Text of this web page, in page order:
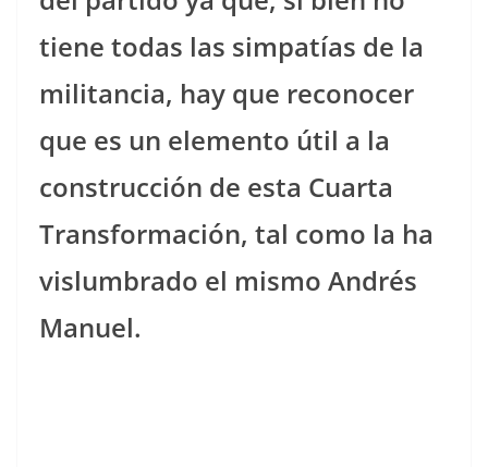
tiene todas las simpatías de la
militancia, hay que reconocer
que es un elemento útil a la
construcción de esta Cuarta
Transformación, tal como la ha
vislumbrado el mismo Andrés
Manuel.